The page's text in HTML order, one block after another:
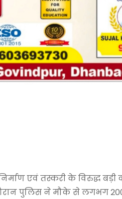
एवं तस्करी के विरुद्ध बड़ी
पुलिस ने मौके से लगभग